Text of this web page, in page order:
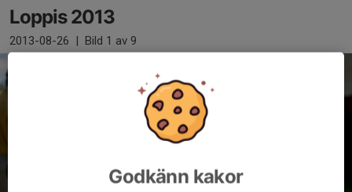
Loppis 2013
2013-08-26 | Bild 1 av 9
Godkänn kakor